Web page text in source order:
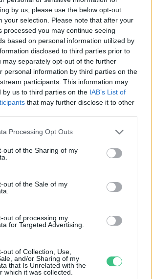
by us, please use the below opt-out
your selection. Please note that after your
processed you may continue seeing
based on personal information utilized by
disclosed to third parties prior to
may separately opt-out of the further
personal information by third parties on the
participants. This information may
by us to third parties on the IAB’s List of
that may further disclose it to other
Processing Opt Outs
out of the Sharing of my
out of the Sale of my
out of processing my
for Targeted Advertising.
out of Collection, Use,
and/or Sharing of my
that Is Unrelated with the
which it was collected.
hogy milyen
A
Greendex
– Így lesz gyönyörű
is
Márta 4 perc